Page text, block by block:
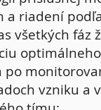
a riadení
všetkých fáz
vzniku a